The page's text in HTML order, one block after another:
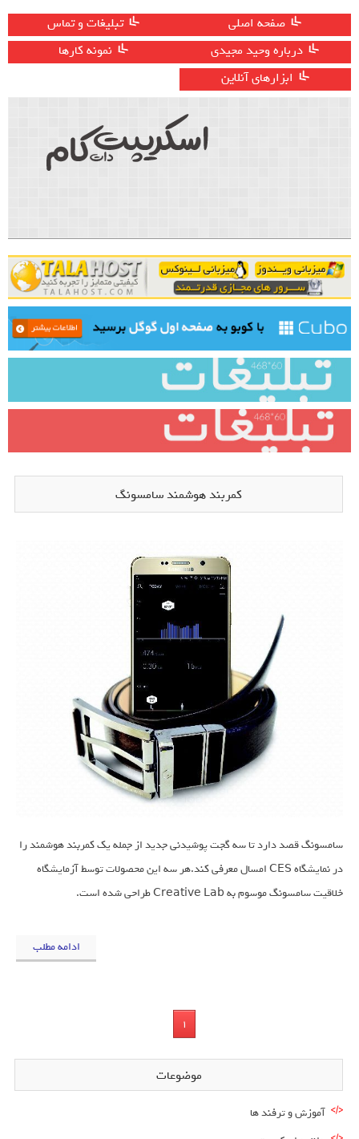
صفحه اصلی
تبلیغات و تماس
درباره وحید مجیدی
نمونه کارها
ابزارهای آنلاین
کمربند هوشمند سامسونگ
سامسونگ قصد دارد تا سه گجت پوشیدنی جدید از جمله یک کمربند هوشمند را
در نمایشگاه CES امسال معرفی کند.هر سه این محصولات توسط آزمایشگاه
خلاقیت سامسونگ موسوم به Creative Lab طراحی شده است.
ادامه مطلب
1
موضوعات
آموزش و ترفند ها